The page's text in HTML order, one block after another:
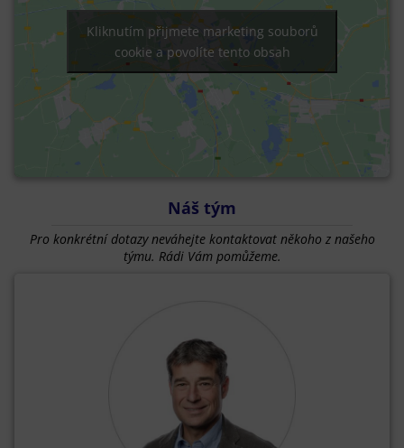
Kliknutím přijmete marketing souborů
cookie a povolíte tento obsah
Náš tým
Pro konkrétní dotazy neváhejte kontaktovat někoho z našeho
týmu. Rádi Vám pomůžeme.